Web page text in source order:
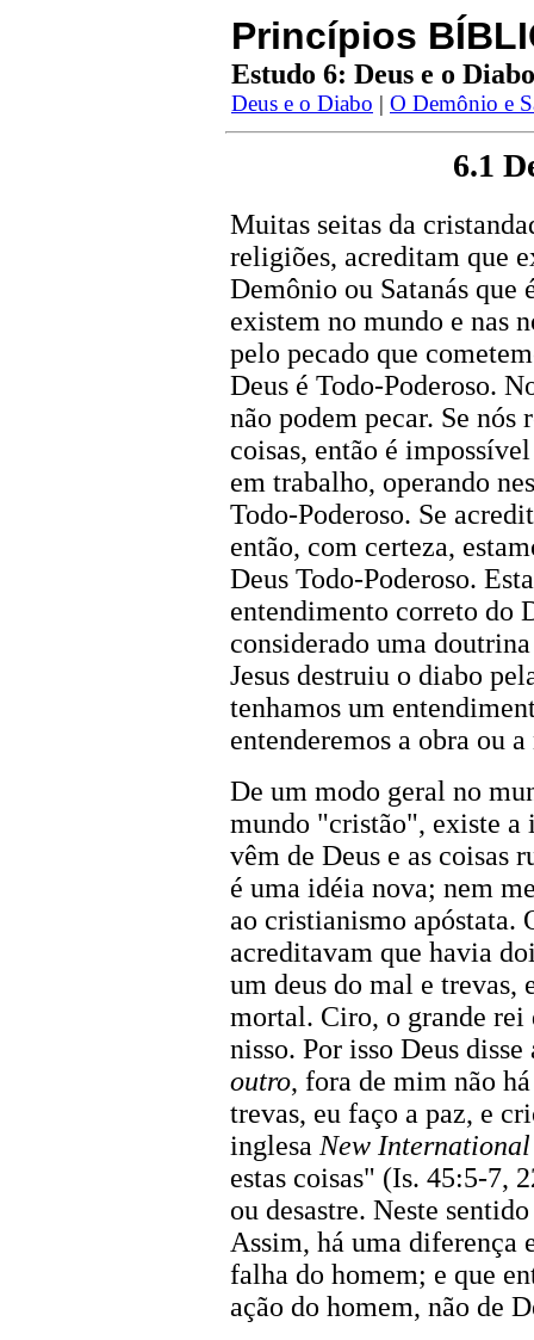
Princípios
Estudo 6: Deus e o Diabo
Deus e o Diabo | O Demônio e
6.1
Muitas seitas da
religiões, acreditam que
Demônio ou Satanás que
existem no mundo e nas
pelo pecado que
Deus é Todo-Poderoso.
não podem pecar. Se nós
coisas, então é
em trabalho, operando
Todo-Poderoso. Se
então, com certeza,
Deus Todo-Poderoso.
entendimento correto do
considerado uma
Jesus destruiu o diabo
tenhamos um
entenderemos a obra ou a
De um modo geral no
mundo "cristão", existe a
vêm de Deus e as coisas
é uma idéia nova; nem
ao cristianismo apóstata.
acreditavam que havia
um deus do mal e trevas,
mortal. Ciro, o grande rei
nisso. Por isso Deus disse
outro, fora de mim não
trevas, eu faço a paz, e
inglesa New
estas coisas" (Is. 45:5-7,
ou desastre. Neste
Assim, há uma diferença
falha do homem; e que
ação do homem, não de